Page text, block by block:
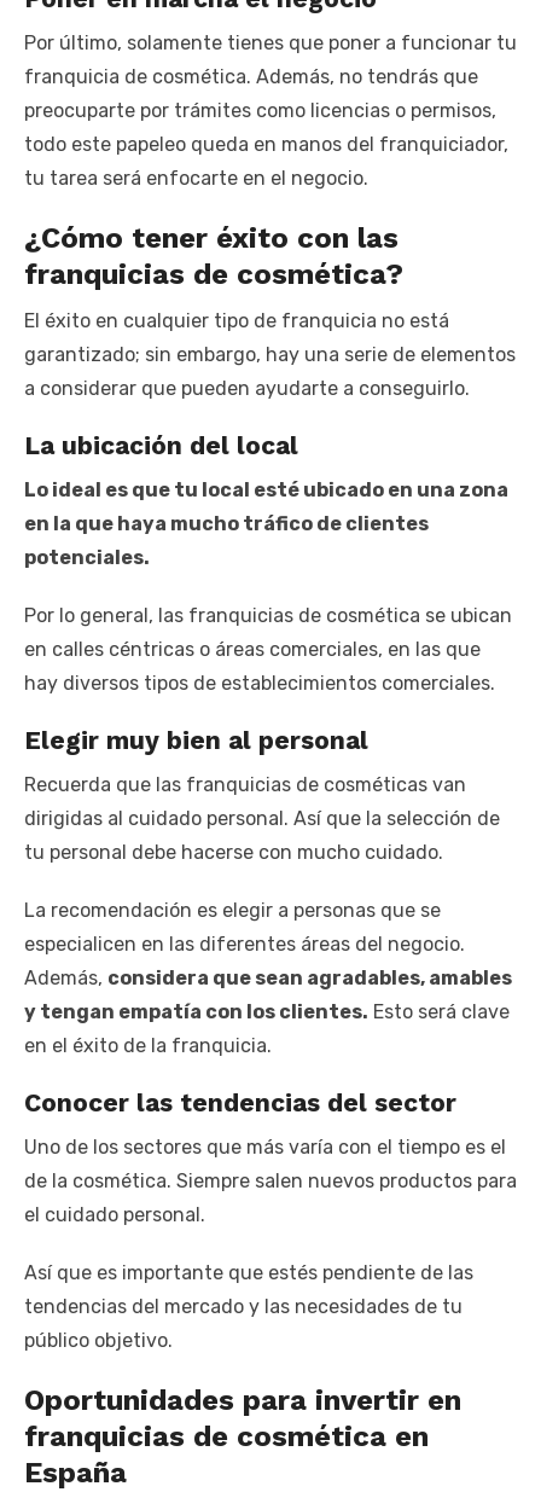
Por último, solamente tienes que poner a funcionar tu
franquicia de cosmética. Además, no tendrás que
preocuparte por trámites como licencias o permisos,
todo este papeleo queda en manos del franquiciador,
tu tarea será enfocarte en el negocio.
¿Cómo tener éxito con las
franquicias de cosmética?
El éxito en cualquier tipo de franquicia no está
garantizado; sin embargo, hay una serie de elementos
a considerar que pueden ayudarte a conseguirlo.
La ubicación del local
Lo ideal es que tu local esté ubicado en una zona
en la que haya mucho tráfico de clientes
potenciales.
Por lo general, las franquicias de cosmética se ubican
en calles céntricas o áreas comerciales, en las que
hay diversos tipos de establecimientos comerciales.
Elegir muy bien al personal
Recuerda que las franquicias de cosméticas van
dirigidas al cuidado personal. Así que la selección de
tu personal debe hacerse con mucho cuidado.
La recomendación es elegir a personas que se
especialicen en las diferentes áreas del negocio.
Además, considera que sean agradables, amables
y tengan empatía con los clientes. Esto será clave
en el éxito de la franquicia.
Conocer las tendencias del sector
Uno de los sectores que más varía con el tiempo es el
de la cosmética. Siempre salen nuevos productos para
el cuidado personal.
Así que es importante que estés pendiente de las
tendencias del mercado y las necesidades de tu
público objetivo.
Oportunidades para invertir en
franquicias de cosmética en
España